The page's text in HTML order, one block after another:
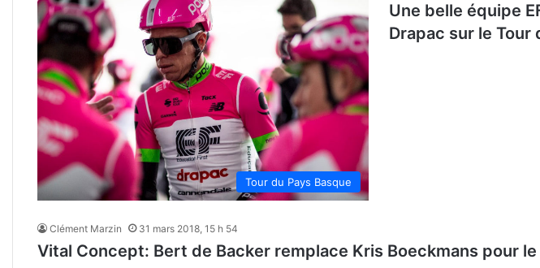
Tour du Pays Basque
Une belle équipe
Drapac sur le Tour
Clément Marzin 31 mars 2018, 15 h 54
Vital Concept: Bert de Backer remplace Kris Boeckmans pour